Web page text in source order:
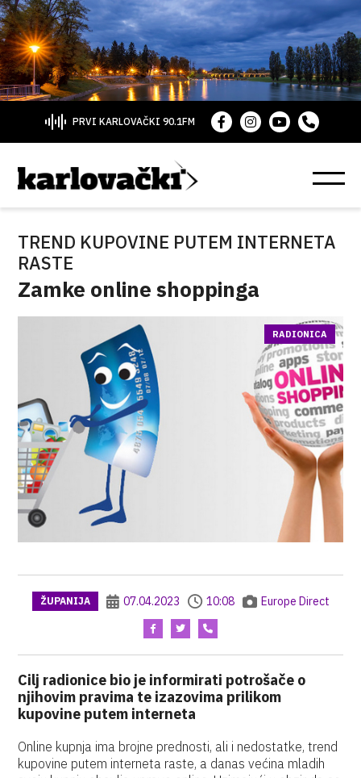
PRVI KARLOVAČKI 90.1FM
TREND KUPOVINE PUTEM INTERNETA
RASTE
Zamke online shoppinga
RADIONICA
ŽUPANIJA 07.04.2023 10:08 Europe Direct
Cilj radionice bio je informirati potrošače o
njihovim pravima te izazovima prilikom
kupovine putem interneta
Online kupnja ima brojne prednosti, ali i nedostatke, trend
kupovine putem interneta raste, a danas većina mladih